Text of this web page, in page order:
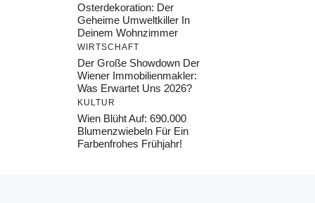
Osterdekoration: Der
Geheime Umweltkiller In
Deinem Wohnzimmer
WIRTSCHAFT
Der Große Showdown Der
Wiener Immobilienmakler:
Was Erwartet Uns 2026?
KULTUR
Wien Blüht Auf: 690.000
Blumenzwiebeln Für Ein
Farbenfrohes Frühjahr!